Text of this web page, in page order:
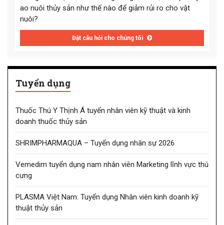
ao nuôi thủy sản như thế nào để giảm rủi ro cho vật
nuôi?
Đặt câu hỏi cho chúng tôi
Tuyển dụng
Thuốc Thú Y Thịnh Á tuyển nhân viên kỹ thuật và kinh
doanh thuốc thủy sản
SHRIMPHARMAQUA – Tuyển dụng nhân sự 2026
Vemedim tuyển dụng nam nhân viên Marketing lĩnh vực thú
cưng
PLASMA Việt Nam: Tuyển dụng Nhân viên kinh doanh kỹ
thuật thủy sản